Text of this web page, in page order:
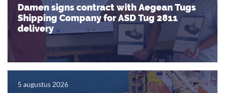
Damen signs contract with Aegean Tugs
Shipping Company for ASD Tug 2811
delivery
5 augustus 2026